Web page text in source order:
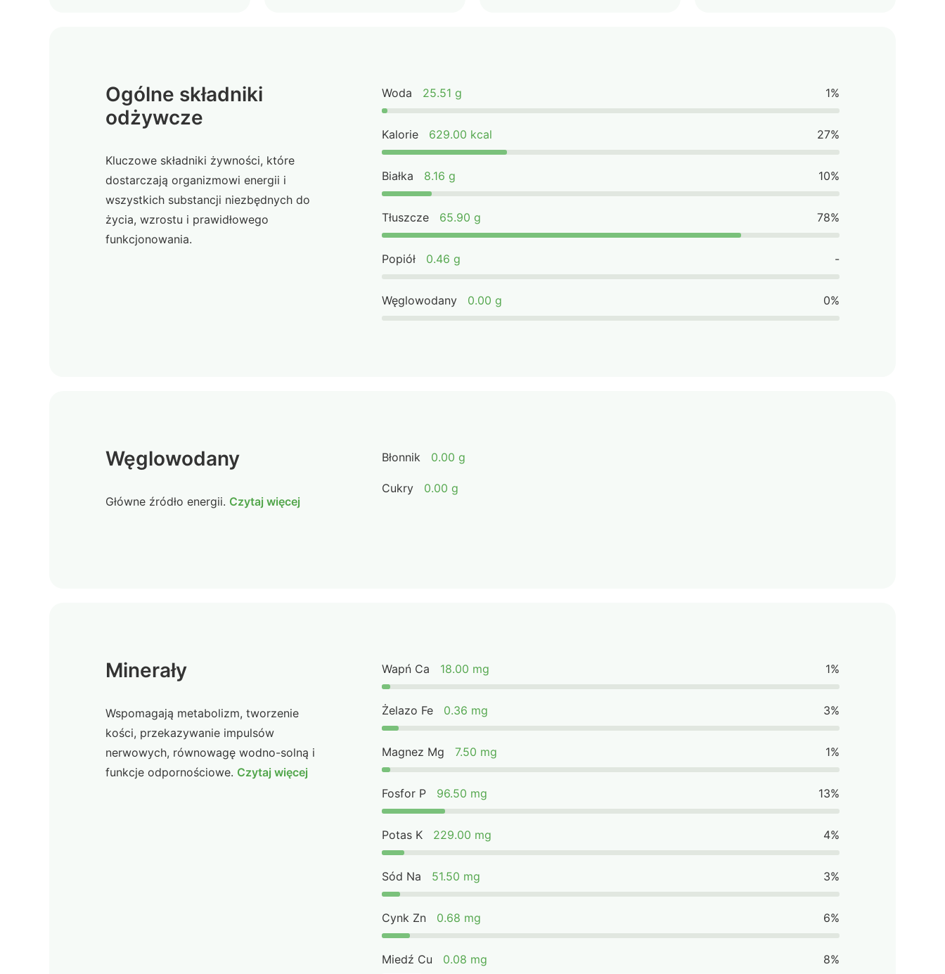
Ogólne składniki
odżywcze
Kluczowe składniki żywności, które
dostarczają organizmowi energii i
wszystkich substancji niezbędnych do
życia, wzrostu i prawidłowego
funkcjonowania.
Woda 25.51 g 1%
Kalorie 629.00 kcal 27%
Białka 8.16 g 10%
Tłuszcze 65.90 g 78%
Popiół 0.46 g -
Węglowodany 0.00 g 0%
Węglowodany
Główne źródło energii. Czytaj więcej
Błonnik 0.00 g
Cukry 0.00 g
Minerały
Wspomagają metabolizm, tworzenie
kości, przekazywanie impulsów
nerwowych, równowagę wodno-solną i
funkcje odpornościowe. Czytaj więcej
Wapń Ca 18.00 mg 1%
Żelazo Fe 0.36 mg 3%
Magnez Mg 7.50 mg 1%
Fosfor P 96.50 mg 13%
Potas K 229.00 mg 4%
Sód Na 51.50 mg 3%
Cynk Zn 0.68 mg 6%
Miedź Cu 0.08 mg 8%